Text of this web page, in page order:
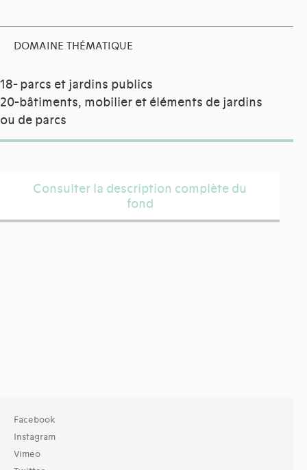
DOMAINE THÉMATIQUE
18- parcs et jardins publics
20-bâtiments, mobilier et éléments de jardins
ou de parcs
Consulter la description complète du
fond
Facebook
Instagram
Vimeo